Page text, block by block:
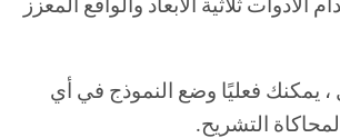
الأدوات ثلاثية الأبعاد والواقع المعزز
يمكنك فعليًا وضع النموذج في أي
التشريح.